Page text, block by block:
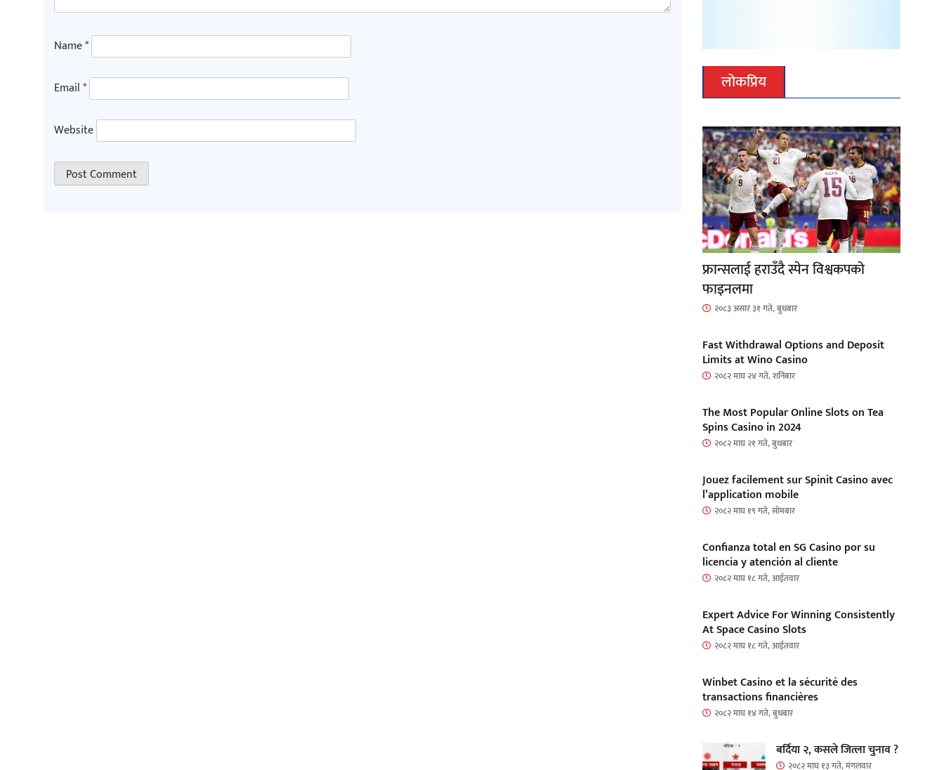
Name*
Email*
Website
लोकप्रिय
फ्रान्सलाई हराउँदै स्पेन विश्वकपको
फाइनलमा
२०८३ असार ३१ गते, बुधबार
Fast Withdrawal Options and Deposit
Limits at Wino Casino
२०८२ माघ २४ गते, शनिबार
The Most Popular Online Slots on Tea
Spins Casino in 2024
२०८२ माघ २१ गते, बुधबार
Jouez facilement sur Spinit Casino avec
l’application mobile
२०८२ माघ १९ गते, सोमबार
Confianza total en SG Casino por su
licencia y atención al cliente
२०८२ माघ १८ गते, आईतवार
Expert Advice For Winning Consistently
At Space Casino Slots
२०८२ माघ १८ गते, आईतवार
Winbet Casino et la sécurité des
transactions financières
२०८२ माघ १४ गते, बुधबार
बर्दिया २, कसले जित्ला चुनाव ?
२०८२ माघ १३ गते, मंगलवार